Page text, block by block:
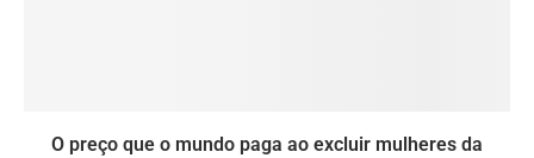
O preço que o mundo paga ao excluir mulheres da